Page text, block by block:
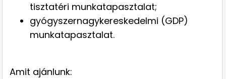
tisztatéri munkatapasztalat;
gyógyszernagykereskedelmi (GDP)
munkatapasztalat.
Amit ajánlunk: